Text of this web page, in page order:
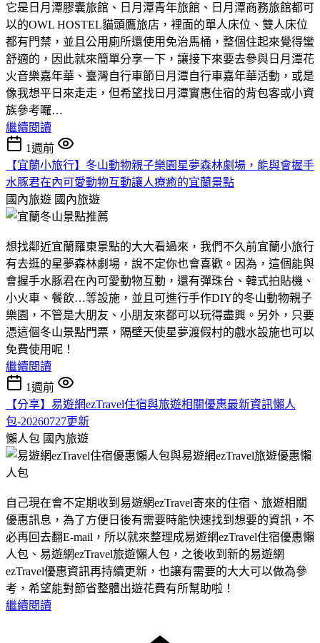
它是日月潭膠囊旅館、日月潭青年旅館、日月潭商務旅館都可
以的OWL HOSTEL貓頭鷹旅店，裡面的單人床位、雙人床位
都有門禁，並且公用廁所還使用免治馬桶，整個住起來覺得蠻
舒適的，因此就來簡單分享一下，讓接下來要去參與日月潭花
火音樂嘉年華、臺灣自行車節日月潭自行車嘉年華活動，或是
像我想平日來走走，但希望找日月潭實惠住宿的背包客或小資
族參考囉…
繼續閱讀
1週前
【宜蘭小旅行】冬山動物親子樂園星夢森林劇場，能與會握手
水豚君在內可愛動物互動讓人療癒的宜蘭景點
國內旅遊 國內旅遊
想找鄰近宜蘭羅東景點的大大看過來，我們不久前宜蘭小旅行
有去逛的星夢森林劇場，說不定你也會喜歡。因為，這個能與
會握手水豚君在內可愛動物互動，還有彈珠台、韓式拍貼機、
小火車、餐飲…等設施，並且可進行手作DIY的冬山動物親子
樂園，不管是大朋友、小朋友來都可以玩得盡興。另外，只要
憑這個冬山景點門票，隔壁天使星夢渡假村的戲水設施也可以
免費使用呢！
繼續閱讀
1週前
【分享】易遊網ezTravel住宿與旅遊相關優惠最新資訊懶人
包-20260727更新
懶人包 國內旅遊
自己現在會不定期收到易遊網ezTravel寄來的住宿、旅遊相關
優惠訊息，為了方便日後有需要時能快速找到想要的資訊，不
必再回去翻E-mail，所以就來整理成易遊網ezTravel住宿優惠懶
人包、易遊網ezTravel旅遊懶人包，之後收到新的易遊網
ezTravel優惠資訊再持續更新，也讓有需要的大大可以做為參
考，希望能對節省整體出遊花費有所幫助啦！
繼續閱讀